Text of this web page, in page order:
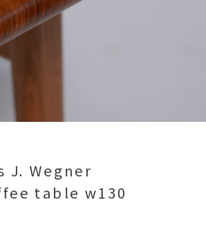
J. Wegner
table w130